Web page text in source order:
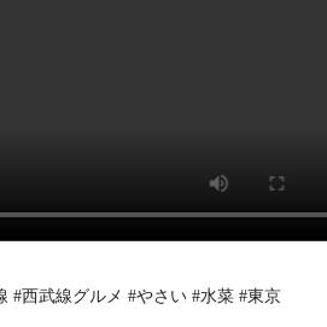
#西武線グルメ #やさい #水菜 #東京